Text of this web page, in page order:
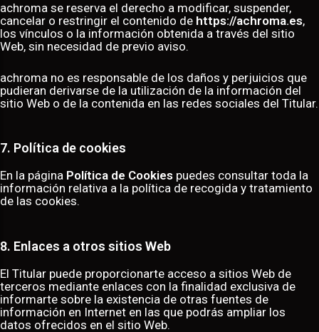
achroma se reserva el derecho a modificar, suspender,
cancelar o restringir el contenido de https://achroma.es,
los vínculos o la información obtenida a través del sitio
Web, sin necesidad de previo aviso.
achroma no es responsable de los daños y perjuicios que
pudieran derivarse de la utilización de la información del
sitio Web o de la contenida en las redes sociales del Titular.
7. Política de cookies
En la página Política de Cookies puedes consultar toda la
información relativa a la política de recogida y tratamiento
de las cookies.
8. Enlaces a otros sitios Web
El Titular puede proporcionarte acceso a sitios Web de
terceros mediante enlaces con la finalidad exclusiva de
informarte sobre la existencia de otras fuentes de
información en Internet en las que podrás ampliar los
datos ofrecidos en el sitio Web.